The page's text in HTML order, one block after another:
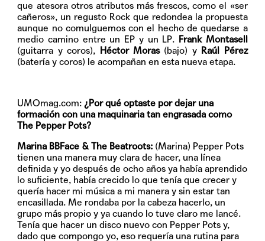
que atesora otros atributos más frescos, como el «ser
cañeros», un regusto Rock que redondea la propuesta
aunque no comulguemos con el hecho de quedarse a
medio camino entre un EP y un LP. Frank Montasell
(guitarra y coros), Héctor Moras(bajo) y Raúl Pérez
(batería y coros) le acompañan en esta nueva etapa.
UMOmag.com: ¿Por qué optaste por dejar una
formación con una maquinaria tan engrasada como
The Pepper Pots?
Marina BBFace & The Beatroots: (Marina) Pepper Pots
tienen una manera muy clara de hacer, una línea
definida y yo después de ocho años ya había aprendido
lo suficiente, había crecido lo que tenía que crecer y
quería hacer mi música a mi manera y sin estar tan
encasillada. Me rondaba por la cabeza hacerlo, un
grupo más propio y ya cuando lo tuve claro me lancé.
Tenía que hacer un disco nuevo con Pepper Pots y,
dado que compongo yo, eso requería una rutina para